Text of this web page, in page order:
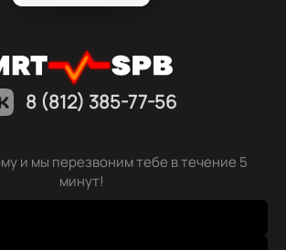
8 (812) 385-77-56
и мы перезвоним тебе в течение 5
минут!